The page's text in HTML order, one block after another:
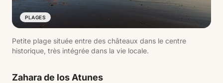
PLAGES
Petite plage située entre des châteaux dans le centre
historique, très intégrée dans la vie locale.
Zahara de los Atunes